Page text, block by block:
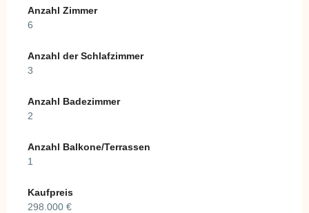
Anzahl Zimmer
6
Anzahl der Schlafzimmer
3
Anzahl Badezimmer
2
Anzahl Balkone/Terrassen
1
Kaufpreis
298.000 €